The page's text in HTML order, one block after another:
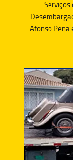
Serviços
Afonso Pena